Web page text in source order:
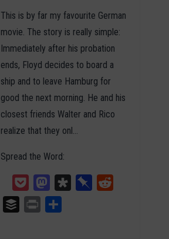
This is by far my favourite German
movie. The story is really simple:
Immediately after his probation
ends, Floyd decides to board a
ship and to leave Hamburg for
good the next morning. He and his
closest friends Walter and Rico
realize that they onl…
Spread the Word:
Pocket MastodonDiasporaPinboard
Buffer
Print